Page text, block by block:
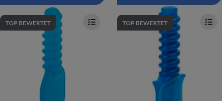
TOP BEWERTET TOP BEWERTET